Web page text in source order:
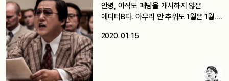
안녕, 아직도 패딩을 개시하지 않은
에디터B다. 아무리 안 추워도 1월은 1월.…
2020. 01. 15